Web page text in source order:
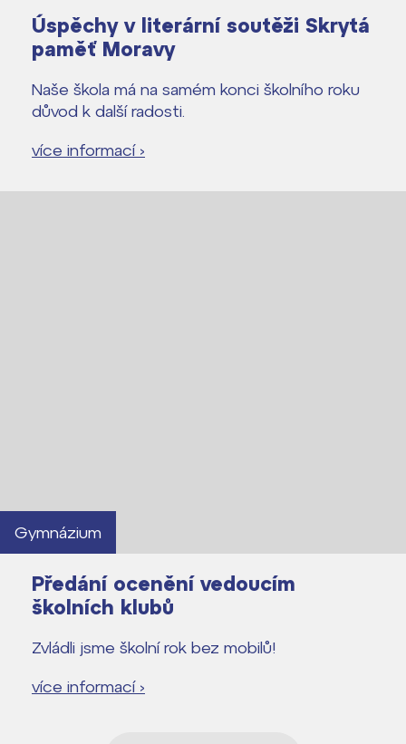
Úspěchy v literární soutěži Skrytá
paměť Moravy
Naše škola má na samém konci školního roku
důvod k další radosti.
více informací ›
Gymnázium
Předání ocenění vedoucím
školních klubů
Zvládli jsme školní rok bez mobilů!
více informací ›